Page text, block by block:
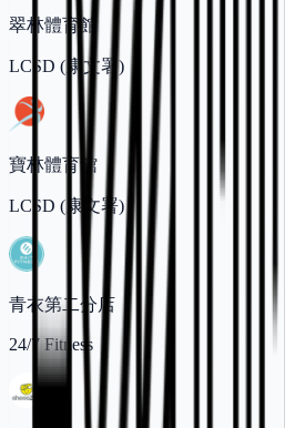
翠林體育館
LCSD (康文署)
寶林體育館
LCSD (康文署)
青衣第二分店
24/7 Fitness